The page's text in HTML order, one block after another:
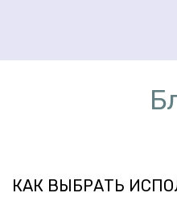
КАК ВЫБРАТЬ